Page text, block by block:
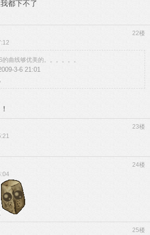
都下不了
22楼
曲线够优美的。。。。。。
3-6 21:01
23楼
24楼
25楼